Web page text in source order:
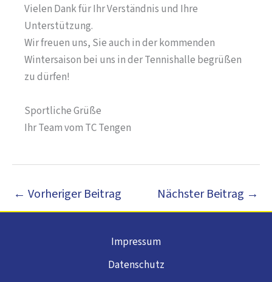
Vielen Dank für Ihr Verständnis und Ihre
Unterstützung.
Wir freuen uns, Sie auch in der kommenden
Wintersaison bei uns in der Tennishalle begrüßen
zu dürfen!
Sportliche Grüße
Ihr Team vom TC Tengen
← Vorheriger Beitrag Nächster Beitrag →
Impressum
Datenschutz